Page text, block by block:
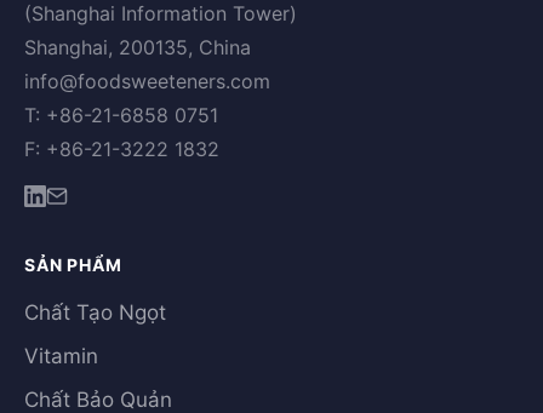
(Shanghai Information Tower)
Shanghai, 200135, China
info@foodsweeteners.com
T: +86-21-6858 0751
F: +86-21-3222 1832
SẢN PHẨM
Chất Tạo Ngọt
Vitamin
Chất Bảo Quản